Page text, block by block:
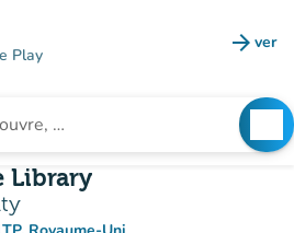
Play arrow_forward ver
Library